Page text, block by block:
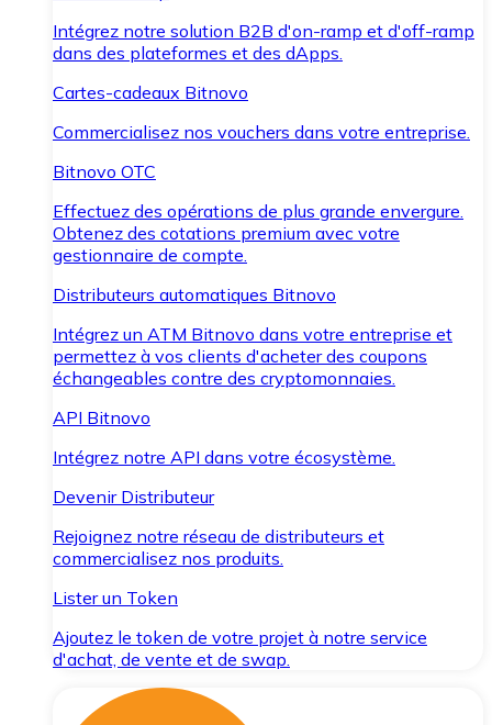
Intégrez notre solution B2B d'on-ramp et d'off-ramp
dans des plateformes et des dApps.
Cartes-cadeaux Bitnovo
Commercialisez nos vouchers dans votre entreprise.
Bitnovo OTC
Effectuez des opérations de plus grande envergure.
Obtenez des cotations premium avec votre
gestionnaire de compte.
Distributeurs automatiques Bitnovo
Intégrez un ATM Bitnovo dans votre entreprise et
permettez à vos clients d'acheter des coupons
échangeables contre des cryptomonnaies.
API Bitnovo
Intégrez notre API dans votre écosystème.
Devenir Distributeur
Rejoignez notre réseau de distributeurs et
commercialisez nos produits.
Lister un Token
Ajoutez le token de votre projet à notre service
d'achat, de vente et de swap.